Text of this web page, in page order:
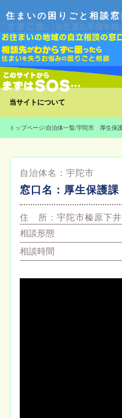
住まいの困りごと相談窓
当サイトについて
トップページ/自治体一覧/宇陀市 厚生保
自治体名： 宇陀市
窓口名： 厚生保護課
住 所： 宇陀市榛原下
相談形態
相談時間